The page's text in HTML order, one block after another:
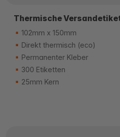
Thermische
102mm x 150mm
Direkt thermisch (eco)
Permanenter Kleber
300 Etiketten
25mm Kern